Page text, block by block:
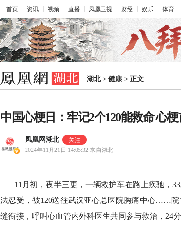
首页 资讯 视频 直播 凤凰卫视 财经 娱乐 体育
湖北> 健康 > 正文
中国心梗日：牢记2个120能救命 心
凤凰网湖北
2024年11月21日 14:05:32 来自湖北
11月初，夜半三更，一辆救护车在路上疾驰，
法忍受，被120送往武汉亚心总医院胸痛中心……
缝衔接，呼叫心血管内外科医生共同参与救治，24